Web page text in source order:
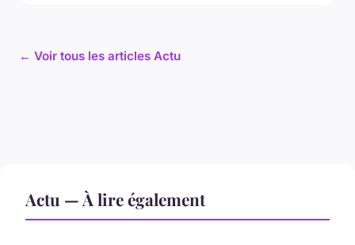
← Voir tous les articles Actu
Actu — À lire également